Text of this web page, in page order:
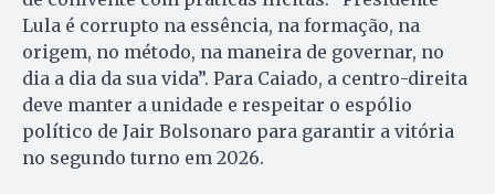
Lula é corrupto na essência, na formação, na
origem, no método, na maneira de governar, no
dia a dia da sua vida”. Para Caiado, a centro-direita
deve manter a unidade e respeitar o espólio
político de Jair Bolsonaro para garantir a vitória
no segundo turno em 2026.